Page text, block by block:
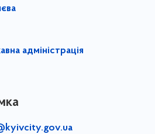
адміністрація